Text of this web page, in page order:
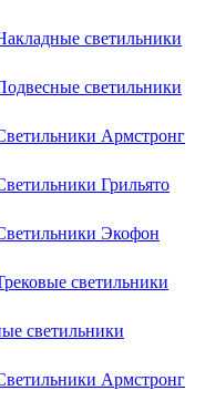
светильники
светильники
Армстронг
Грильято
Экофон
светильники
светильники
Армстронг